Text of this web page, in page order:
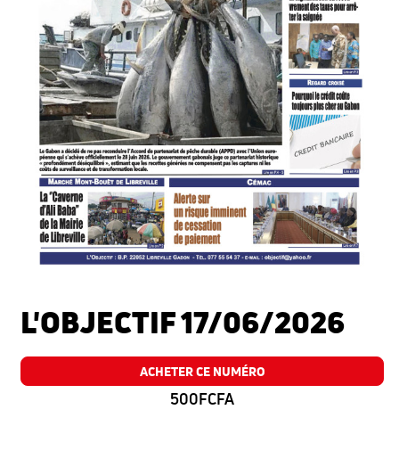
L'OBJECTIF 17/06/2026
ACHETER CE NUMÉRO
500FCFA